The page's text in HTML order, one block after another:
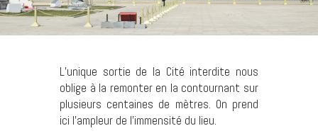
L’unique sortie de la Cité interdite nous
oblige à la remonter en la contournant sur
plusieurs centaines de mètres. On prend
ici l’ampleur de l’immensité du lieu.